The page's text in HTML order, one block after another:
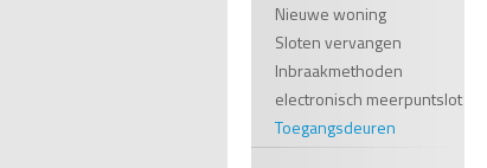
Nieuwe woning
Sloten vervangen
Inbraakmethoden
electronisch meerpuntslot
Toegangsdeuren